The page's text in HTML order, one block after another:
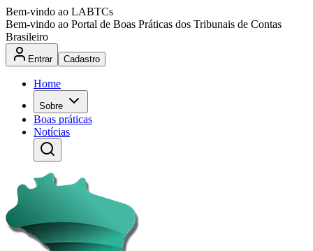
Bem-vindo ao LABTCs
Bem-vindo ao Portal de Boas Práticas dos Tribunais de Contas
Brasileiro
Entrar Cadastro
Home
Sobre
Boas práticas
Notícias